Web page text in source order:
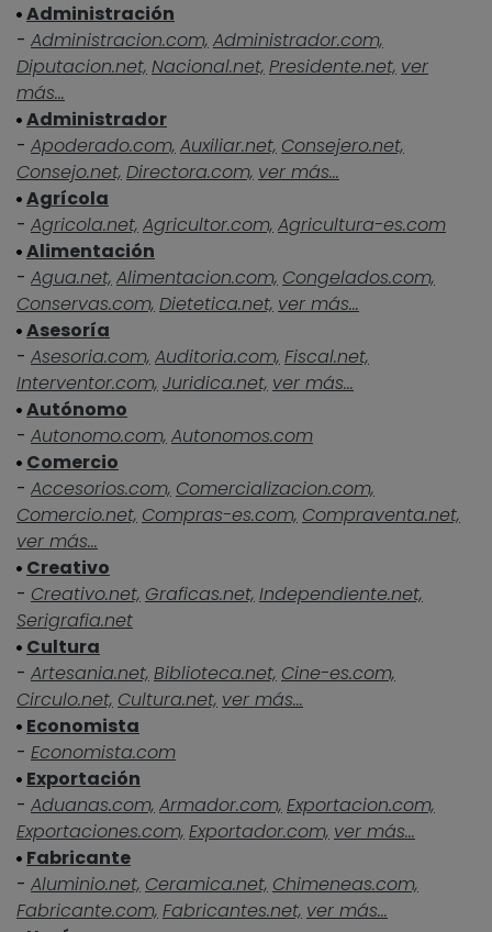
Administración
- Administracion.com, Administrador.com,
Diputacion.net, Nacional.net, Presidente.net, ver
más...
Administrador
- Apoderado.com, Auxiliar.net, Consejero.net,
Consejo.net, Directora.com, ver más...
Agrícola
- Agricola.net, Agricultor.com, Agricultura-es.com
Alimentación
- Agua.net, Alimentacion.com, Congelados.com,
Conservas.com, Dietetica.net, ver más...
Asesoría
- Asesoria.com, Auditoria.com, Fiscal.net,
Interventor.com, Juridica.net, ver más...
Autónomo
- Autonomo.com, Autonomos.com
Comercio
- Accesorios.com, Comercializacion.com,
Comercio.net, Compras-es.com, Compraventa.net,
ver más...
Creativo
- Creativo.net, Graficas.net, Independiente.net,
Serigrafia.net
Cultura
- Artesania.net, Biblioteca.net, Cine-es.com,
Circulo.net, Cultura.net, ver más...
Economista
- Economista.com
Exportación
- Aduanas.com, Armador.com, Exportacion.com,
Exportaciones.com, Exportador.com, ver más...
Fabricante
- Aluminio.net, Ceramica.net, Chimeneas.com,
Fabricante.com, Fabricantes.net, ver más...